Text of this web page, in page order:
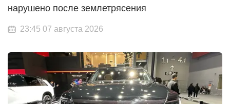
нарушено после землетрясения
23:45 07 августа 2026